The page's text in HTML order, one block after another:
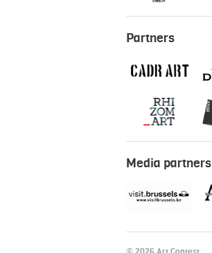
Partners
Media partners